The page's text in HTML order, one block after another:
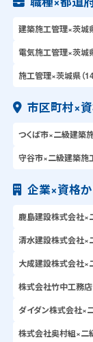
建築施工管理×茨城県
電気施工管理×茨城県
施工管理×茨城県（
市区町村×
つくば市×二級建築
守谷市×二級建築施
企業×資格
鹿島建設株式会社×
清水建設株式会社×
大成建設株式会社×
株式会社竹中工務店
ダイダン株式会社×
株式会社奥村組×二